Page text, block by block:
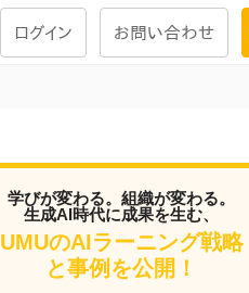
試験を受ける
ログイン お問い合わせ
学びが変わる。組織が変わる。
生成AI時代に成果を生む、
UMUのAIラーニング戦略
と事例を公開！